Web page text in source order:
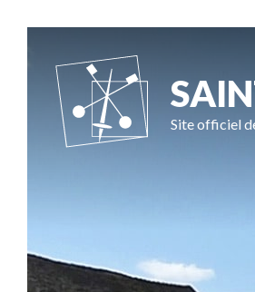
Site officiel